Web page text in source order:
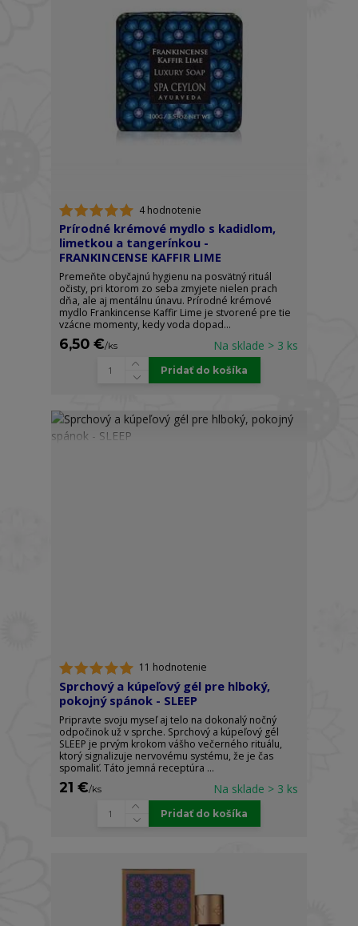
4 hodnotenie
Prírodné krémové mydlo s kadidlom,
limetkou a tangerínkou -
FRANKINCENSE KAFFIR LIME
Premeňte obyčajnú hygienu na posvätný rituál
očisty, pri ktorom zo seba zmyjete nielen prach
dňa, ale aj mentálnu únavu. Prírodné krémové
mydlo Frankincense Kaffir Lime je stvorené pre tie
vzácne momenty, kedy voda dopad...
6,50 €/ks Na sklade > 3 ks
Pridať do košíka
11 hodnotenie
Sprchový a kúpeľový gél pre hlboký,
pokojný spánok - SLEEP
Pripravte svoju myseľ aj telo na dokonalý nočný
odpočinok už v sprche. Sprchový a kúpeľový gél
SLEEP je prvým krokom vášho večerného rituálu,
ktorý signalizuje nervovému systému, že je čas
spomaliť. Táto jemná receptúra ...
21 €/ks Na sklade > 3 ks
Pridať do košíka